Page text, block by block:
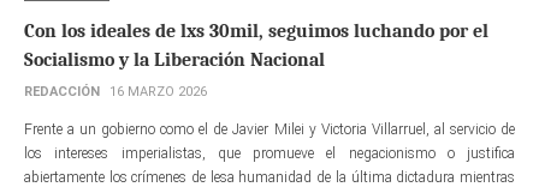
Con los ideales de lxs 30mil, seguimos luchando por el
Socialismo y la Liberación Nacional
REDACCIÓN 16 MARZO 2026
Frente a un gobierno como el de Javier Milei y Victoria Villarruel, al servicio de
los intereses imperialistas, que promueve el negacionismo o justifica
abiertamente los crímenes de lesa humanidad de la última dictadura mientras